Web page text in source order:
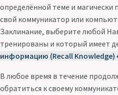
определённой теме и магически
свой коммуникатор или
Заклинание, выберите любой
тренированы и который имеет
информацию (Recall Knowledge)
В любое время в течение
обратиться к своему